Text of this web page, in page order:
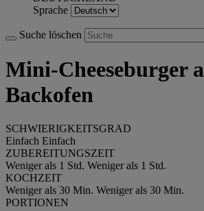
Sprache
Suche löschen
Mini-Cheeseburger
Backofen
SCHWIERIGKEITSGRAD
Einfach Einfach
ZUBEREITUNGSZEIT
Weniger als 1 Std. Weniger als 1 Std.
KOCHZEIT
Weniger als 30 Min. Weniger als 30 Min.
PORTIONEN